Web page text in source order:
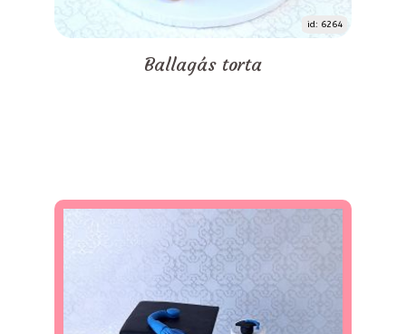
id: 6264
Ballagás torta